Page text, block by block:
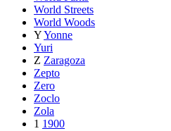
World Streets
World Woods
YYonne
Yuri
Z Zaragoza
Zepto
Zero
Zoclo
Zola
1 1900